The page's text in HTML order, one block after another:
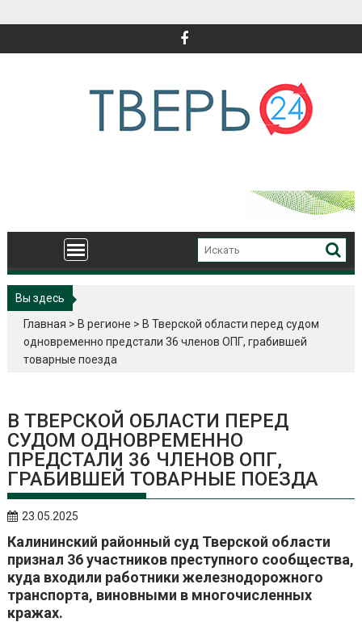
Вы здесь
Главная > В регионе > В Тверской области перед судом
одновременно предстали 36 членов ОПГ, грабившей
товарные поезда
В ТВЕРСКОЙ ОБЛАСТИ ПЕРЕД
СУДОМ ОДНОВРЕМЕННО
ПРЕДСТАЛИ 36 ЧЛЕНОВ ОПГ,
ГРАБИВШЕЙ ТОВАРНЫЕ ПОЕЗДА
23.05.2025
Калининский районный суд Тверской области
признал 36 участников преступного сообщества,
куда входили работники железнодорожного
транспорта, виновными в многочисленных
кражах.